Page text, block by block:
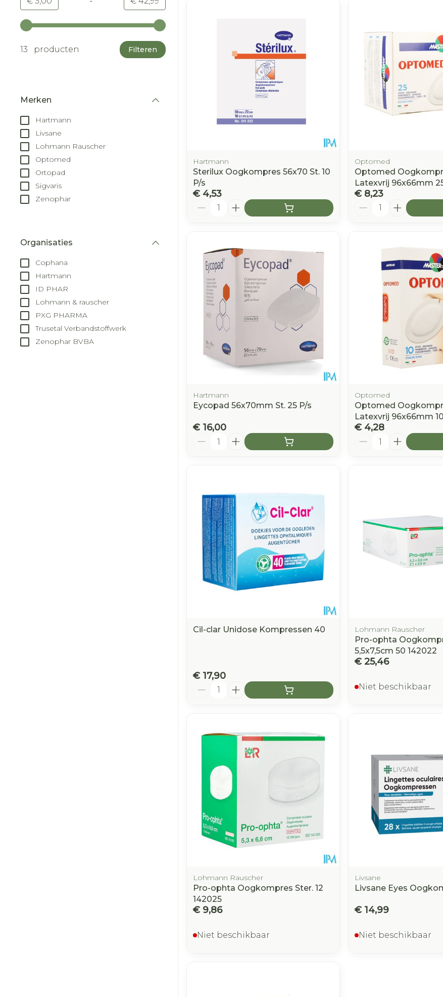
Gebruik de pijltjestoetsen links en rechts om de minimale en maximale prijswaarden aan te passen.
13 producten Filteren
Merken
Hartmann
Livsane
Lohmann Rauscher
Optomed
Ortopad
Sigvaris
Zenophar
Organisaties
Cophana
Hartmann
ID PHAR
Lohmann & rauscher
PXG PHARMA
Trusetal Verbandstoffwerk
Zenophar BVBA
Hartmann
Sterilux Oogkompres 56x70 St. 10
P/s
€ 4,53
Aantal
Optomed
Optomed
Latexvrij 96x66mm
€ 8,23
Aantal
Hartmann
Eycopad 56x70mm St. 25 P/s
€ 16,00
Aantal
Optomed
Optomed
Latexvrij 96x66mm
€ 4,28
Aantal
Cil-clar Unidose Kompressen 40
€ 17,90
Aantal
Lohmann Rauscher
Pro-ophta
5,5x7,5cm 50 142022
€ 25,46
Niet beschikbaar
Lohmann Rauscher
Pro-ophta Oogkompres Ster. 12
142025
€ 9,86
Niet beschikbaar
Livsane
Livsane Eyes
€ 14,99
Niet beschikbaar